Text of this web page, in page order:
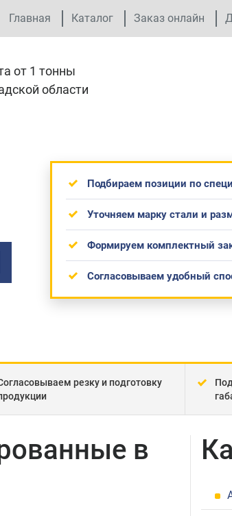
Главная Каталог Заказ онлайн
от 1 тонны
области
Подбираем позиции по
Уточняем марку стали и
Формируем комплектный
Согласовываем удобный
резку и подготовку
в